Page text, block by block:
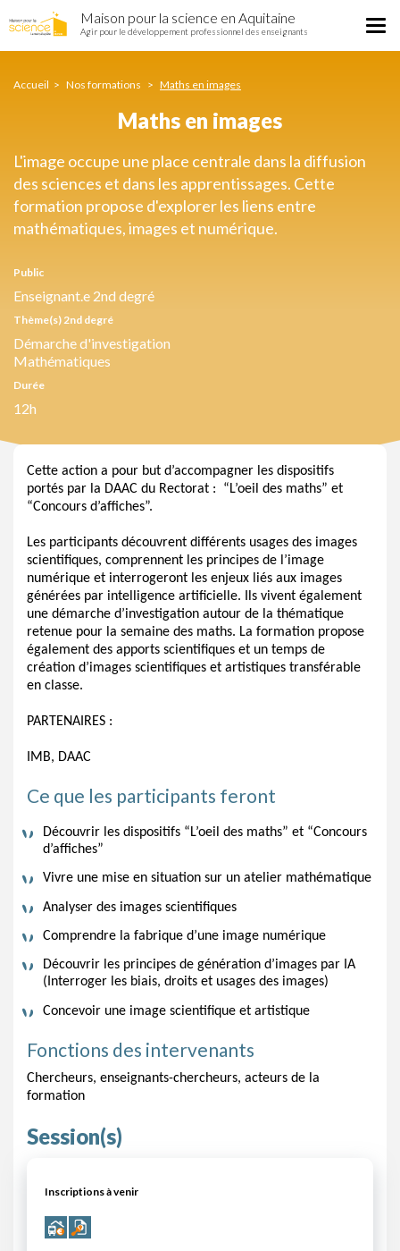
en
au
Maison pour la science en Aquitaine
Agir pour le développement professionnel des enseignants
Accueil Nos formations Maths en images
Maths en images
L'image occupe une place centrale dans la diffusion
des sciences et dans les apprentissages. Cette
formation propose d'explorer les liens entre
mathématiques, images et numérique.
Public
Enseignant.e 2nd degré
Thème(s) 2nd degré
Démarche d'investigation
Mathématiques
Durée
12h
Cette action a pour but d’accompagner les dispositifs
portés par la DAAC du Rectorat :  “L’oeil des maths” et
“Concours d’affiches”.
Les participants découvrent différents usages des images
scientifiques, comprennent les principes de l’image
numérique et interrogeront les enjeux liés aux images
générées par intelligence artificielle. Ils vivent également
une démarche d’investigation autour de la thématique
retenue pour la semaine des maths. La formation propose
également des apports scientifiques et un temps de
création d’images scientifiques et artistiques transférable
en classe.
PARTENAIRES :
IMB, DAAC
Ce que les participants feront
Découvrir les dispositifs “L’oeil des maths” et “Concours
d’affiches”
Vivre une mise en situation sur un atelier mathématique
Analyser des images scientifiques
Comprendre la fabrique d’une image numérique
Découvrir les principes de génération d’images par IA
(Interroger les biais, droits et usages des images)
Concevoir une image scientifique et artistique
Fonctions des intervenants
Chercheurs, enseignants-chercheurs, acteurs de la
formation
Session(s)
Inscriptions à venir